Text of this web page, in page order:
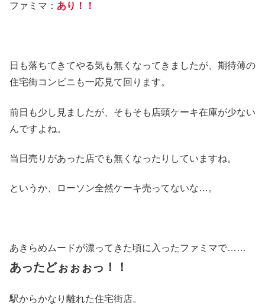
ファミマ： あり！！
日も落ちてきてやる気も無くなってきましたが、期待薄の
住宅街コンビニも一応見て回ります。
前日も少し見ましたが、そもそも店頭ケーキ在庫が少ない
んですよね。
当日売りがあった店でも無くなったりしていますね。
というか、ローソン全然ケーキ売ってないな…。
あきらめムードが漂ってきた頃に入ったファミマで……
あったどぉぉぉっ！！
駅からかなり離れた住宅街店。